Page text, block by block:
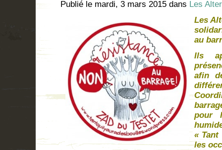
Publié le mardi, 3 mars 2015 dans Les
Les
au
Ils
afin
pour
« Tant
les